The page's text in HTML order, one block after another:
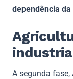
dependência
A segunda